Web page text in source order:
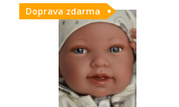
Doprava zdarma